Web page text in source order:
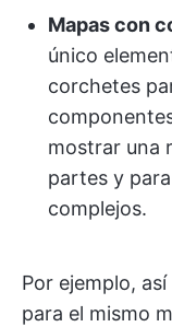
Mapas con
único
corchetes
mostrar una
partes y
complejos.
Por ejemplo,
para el mismo